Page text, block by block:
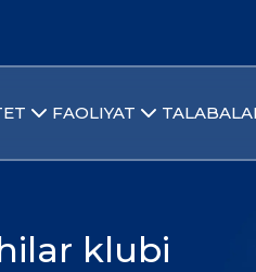
FAOLIYAT
klubi